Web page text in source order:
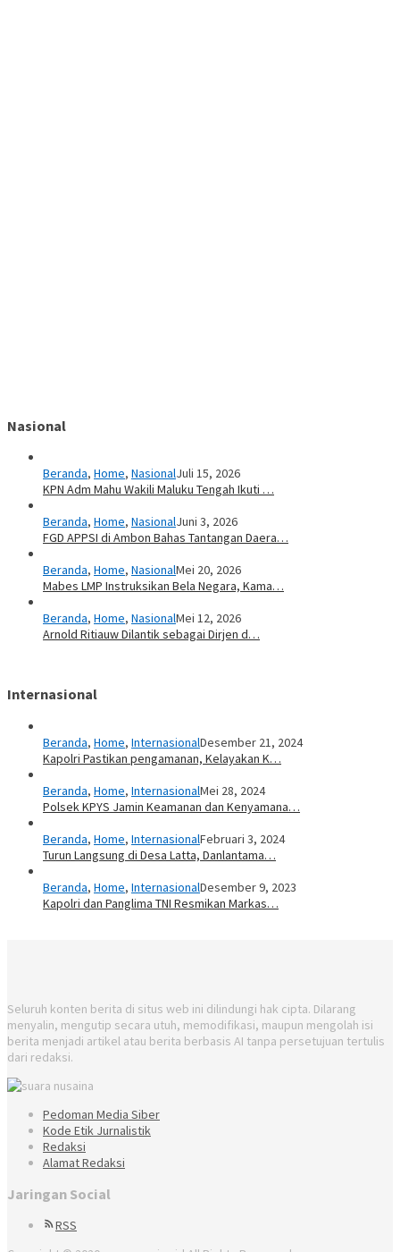
Nasional
Beranda, Home, NasionalJuli 15, 2026
KPN Adm Mahu Wakili Maluku Tengah Ikuti …
Beranda, Home, NasionalJuni 3, 2026
FGD APPSI di Ambon Bahas Tantangan Daera…
Beranda, Home, NasionalMei 20, 2026
Mabes LMP Instruksikan Bela Negara, Kama…
Beranda, Home, NasionalMei 12, 2026
Arnold Ritiauw Dilantik sebagai Dirjen d…
Internasional
Beranda, Home, InternasionalDesember 21, 2024
Kapolri Pastikan pengamanan, Kelayakan K…
Beranda, Home, InternasionalMei 28, 2024
Polsek KPYS Jamin Keamanan dan Kenyamana…
Beranda, Home, InternasionalFebruari 3, 2024
Turun Langsung di Desa Latta, Danlantama…
Beranda, Home, InternasionalDesember 9, 2023
Kapolri dan Panglima TNI Resmikan Markas…
Seluruh konten berita di situs web ini dilindungi hak cipta. Dilarang
menyalin, mengutip secara utuh, memodifikasi, maupun mengolah isi
berita menjadi artikel atau berita berbasis AI tanpa persetujuan tertulis
dari redaksi.
Pedoman Media Siber
Kode Etik Jurnalistik
Redaksi
Alamat Redaksi
Jaringan Social
RSS